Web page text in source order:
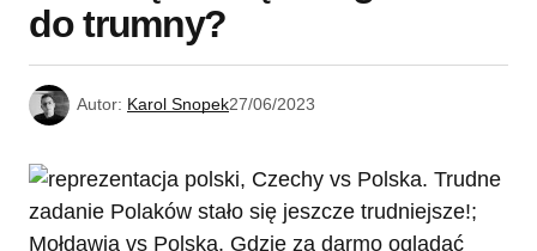
do trumny?
Autor: Karol Snopek27/06/2023